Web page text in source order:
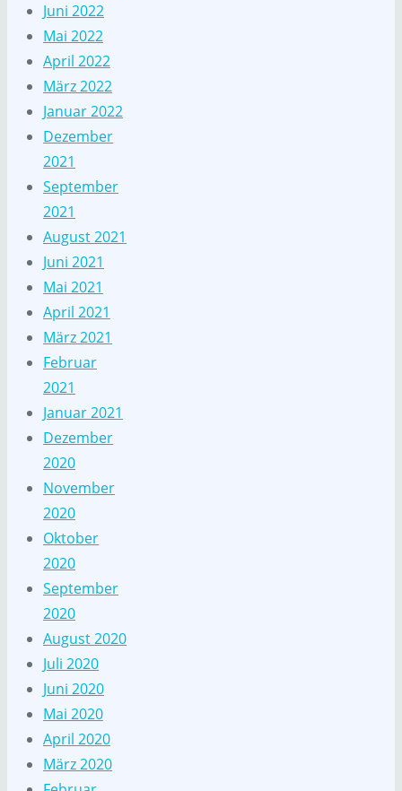
Juni 2022
Mai 2022
April 2022
März 2022
Januar 2022
Dezember
2021
September
2021
August 2021
Juni 2021
Mai 2021
April 2021
März 2021
Februar
2021
Januar 2021
Dezember
2020
November
2020
Oktober
2020
September
2020
August 2020
Juli 2020
Juni 2020
Mai 2020
April 2020
März 2020